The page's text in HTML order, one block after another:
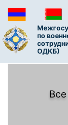
по
ОДКБ)
Все